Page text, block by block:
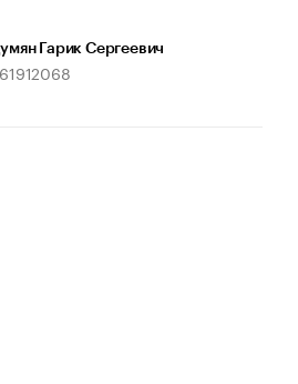
Гарик Сергеевич